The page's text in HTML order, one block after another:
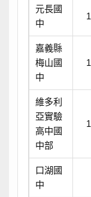
元長國
中
1
嘉義縣
梅山國
中
1
維多利
亞實驗
高中國
中部
1
口湖國
中